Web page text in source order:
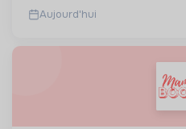
Aujourd'hui